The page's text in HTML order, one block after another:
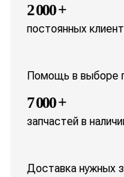
2 000 +
постоянных
Помощь в выборе
7 000 +
запчастей в
Доставка нужных